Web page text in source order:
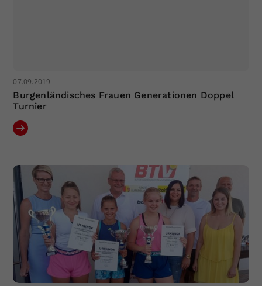
07.09.2019
Burgenländisches Frauen Generationen Doppel
Turnier